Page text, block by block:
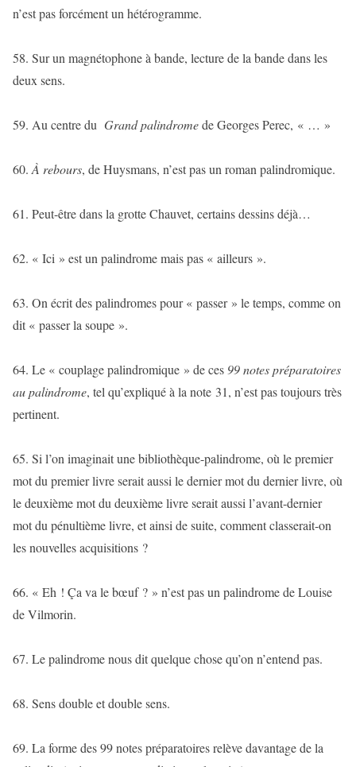
n’est pas forcément un hétérogramme.
58. Sur un magnétophone à bande, lecture de la bande dans les
deux sens.
59. Au centre du Grand palindromede Georges Perec, « … »
60. À rebours, de Huysmans, n’est pas un roman palindromique.
61. Peut-être dans la grotte Chauvet, certains dessins déjà…
62. « Ici » est un palindrome mais pas « ailleurs ».
63. On écrit des palindromes pour « passer » le temps, comme on
dit « passer la soupe ».
64. Le « couplage palindromique » de ces 99 notes préparatoires
au palindrome, tel qu’expliqué à la note 31, n’est pas toujours très
pertinent.
65. Si l’on imaginait une bibliothèque-palindrome, où le premier
mot du premier livre serait aussi le dernier mot du dernier livre, où
le deuxième mot du deuxième livre serait aussi l’avant-dernier
mot du pénultième livre, et ainsi de suite, comment classerait-on
les nouvelles acquisitions ?
66. « Eh ! Ça va le bœuf ? » n’est pas un palindrome de Louise
de Vilmorin.
67. Le palindrome nous dit quelque chose qu’on n’entend pas.
68. Sens double et double sens.
69. La forme des 99 notes préparatoires relève davantage de la